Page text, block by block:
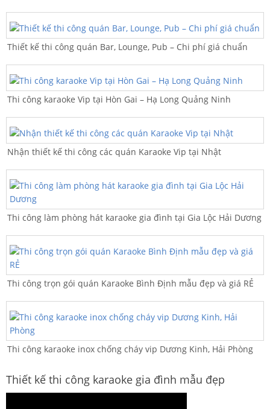
Thiết kế thi công quán Bar, Lounge, Pub – Chi phí giá chuẩn
Thi công karaoke Vip tại Hòn Gai – Hạ Long Quảng Ninh
Nhận thiết kế thi công các quán Karaoke Vip tại Nhật
Thi công làm phòng hát karaoke gia đình tại Gia Lộc Hải Dương
Thi công trọn gói quán Karaoke Bình Định mẫu đẹp và giá RẺ
Thi công karaoke inox chống cháy vip Dương Kinh, Hải Phòng
Thiết kế thi công karaoke gia đình mẫu đẹp